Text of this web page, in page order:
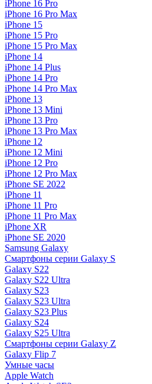
iPhone 16 Pro
iPhone 16 Pro Max
iPhone 15
iPhone 15 Pro
iPhone 15 Pro Max
iPhone 14
iPhone 14 Plus
iPhone 14 Pro
iPhone 14 Pro Max
iPhone 13
iPhone 13 Mini
iPhone 13 Pro
iPhone 13 Pro Max
iPhone 12
iPhone 12 Mini
iPhone 12 Pro
iPhone 12 Pro Max
iPhone SE 2022
iPhone 11
iPhone 11 Pro
iPhone 11 Pro Max
iPhone XR
iPhone SE 2020
Samsung Galaxy
Смартфоны серии Galaxy S
Galaxy S22
Galaxy S22 Ultra
Galaxy S23
Galaxy S23 Ultra
Galaxy S23 Plus
Galaxy S24
Galaxy S25 Ultra
Смартфоны серии Galaxy Z
Galaxy Flip 7
Умные часы
Apple Watch